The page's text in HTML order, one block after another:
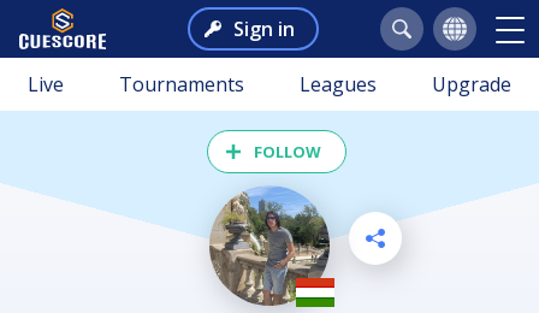
Sign in
Live Tournaments Leagues Upgrade
FOLLOW